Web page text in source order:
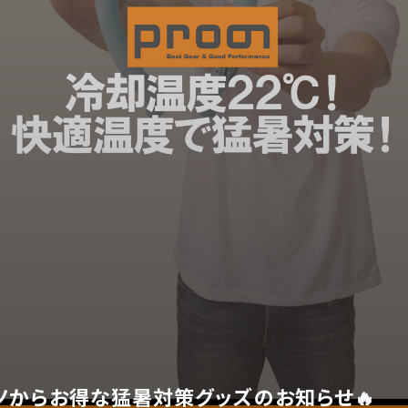
からお得な猛暑対策グッズのお知らせ🔥